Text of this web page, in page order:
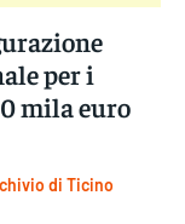
per i
mila euro
di Ticino